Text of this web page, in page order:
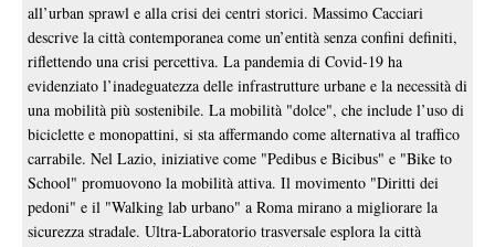
all’urban sprawl e alla crisi dei centri storici. Massimo Cacciari
descrive la città contemporanea come un’entità senza confini definiti,
riflettendo una crisi percettiva. La pandemia di Covid-19 ha
evidenziato l’inadeguatezza delle infrastrutture urbane e la necessità di
una mobilità più sostenibile. La mobilità "dolce", che include l’uso di
biciclette e monopattini, si sta affermando come alternativa al traffico
carrabile. Nel Lazio, iniziative come "Pedibus e Bicibus" e "Bike to
School" promuovono la mobilità attiva. Il movimento "Diritti dei
pedoni" e il "Walking lab urbano" a Roma mirano a migliorare la
sicurezza stradale. Ultra-Laboratorio trasversale esplora la città